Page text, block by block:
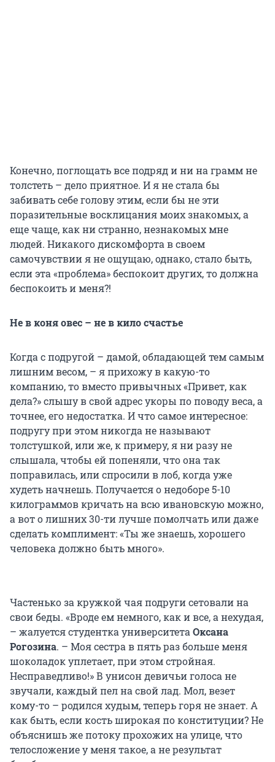
Конечно, поглощать все подряд и ни на грамм не
толстеть – дело приятное. И я не стала бы
забивать себе голову этим, если бы не эти
поразительные восклицания моих знакомых, а
еще чаще, как ни странно, незнакомых мне
людей. Никакого дискомфорта в своем
самочувствии я не ощущаю, однако, стало быть,
если эта «проблема» беспокоит других, то должна
беспокоить и меня?!
Не в коня овес – не в кило счастье
Когда с подругой – дамой, обладающей тем самым
лишним весом, – я прихожу в какую-то
компанию, то вместо привычных «Привет, как
дела?» слышу в свой адрес укоры по поводу веса, а
точнее, его недостатка. И что самое интересное:
подругу при этом никогда не называют
толстушкой, или же, к примеру, я ни разу не
слышала, чтобы ей попеняли, что она так
поправилась, или спросили в лоб, когда уже
худеть начнешь. Получается о недоборе 5-10
килограммов кричать на всю ивановскую можно,
а вот о лишних 30-ти лучше помолчать или даже
сделать комплимент: «Ты же знаешь, хорошего
человека должно быть много».
Частенько за кружкой чая подруги сетовали на
свои беды. «Вроде ем немного, как и все, а нехудая,
– жалуется студентка университетаОксана
Рогозина. – Моя сестра в пять раз больше меня
шоколадок уплетает, при этом стройная.
Несправедливо!» В унисон девичьи голоса не
звучали, каждый пел на свой лад. Мол, везет
кому-то – родился худым, теперь горя не знает. А
как быть, если кость широкая по конституции? Не
объяснишь же потоку прохожих на улице, что
телосложение у меня такое, а не результат